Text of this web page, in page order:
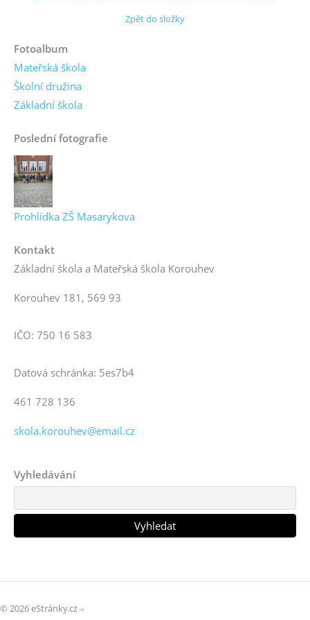
Zpět do složky
Fotoalbum
Mateřská škola
Školní družina
Základní škola
Poslední fotografie
Prohlídka ZŠ Masarykova
Kontakt
Základní škola a Mateřská škola Korouhev
Korouhev 181, 569 93
IČO: 750 16 583
Datová schránka: 5es7b4
461 728 136
skola.korouhev@email.cz
Vyhledávání
© 2026 eStránky.cz